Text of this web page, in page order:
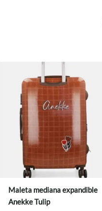
Maleta mediana expandible
Anekke Tulip